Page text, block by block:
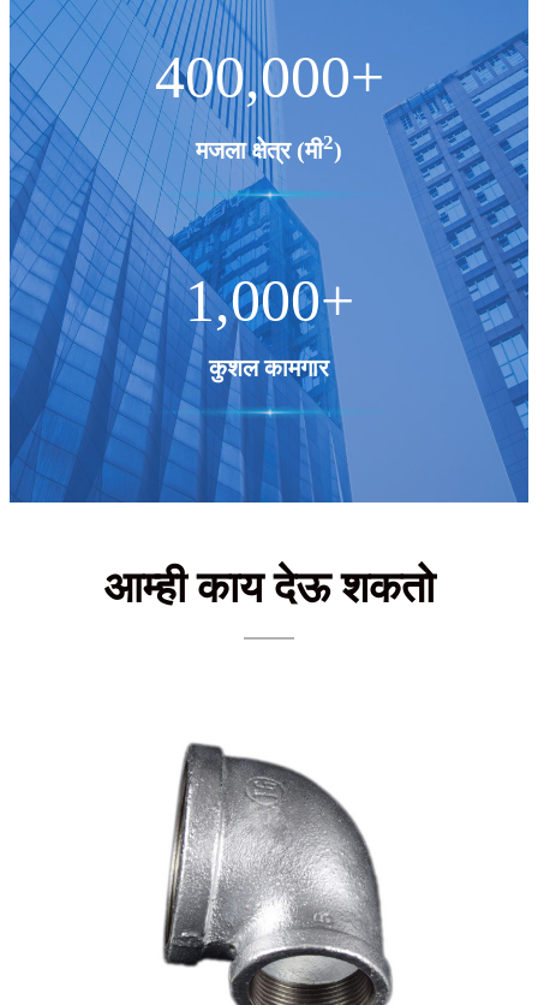
400,000+
मजला क्षेत्र (मी2)
1,000+
कुशल कामगार
आम्ही काय देऊ शकतो